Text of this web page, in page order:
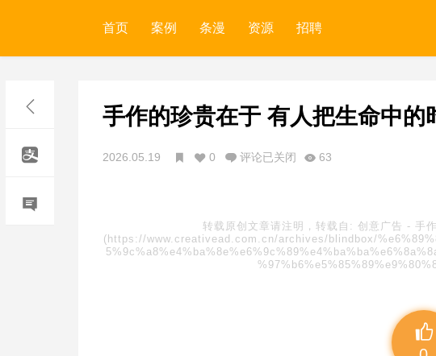
首页 案例 条漫 资源 招聘
手作的珍贵在于 有人把生命中
2026.05.19 0 评论已关闭 63
转载原创文章请注明，转载自: 创意广告 - 手
(https://www.creativead.com.cn/archives/blindbox/